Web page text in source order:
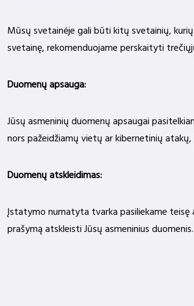
Mūsų svetainėje gali būti kitų svetainių,
svetainę, rekomenduojame perskaityti
Duomenų apsauga:
Jūsų asmeninių duomenų apsaugai
nors pažeidžiamų vietų ar kibernetinių
Duomenų atskleidimas:
Įstatymo numatyta tvarka pasiliekame teisę
prašymą atskleisti Jūsų asmeninius duomenis.